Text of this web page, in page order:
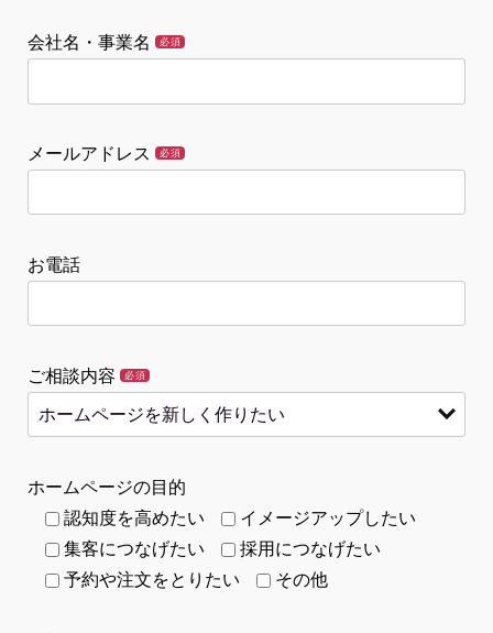
会社名・事業名 必須
メールアドレス 必須
お電話
ご相談内容 必須
ホームページの目的
認知度を高めたい
イメージアップしたい
集客につなげたい
採用につなげたい
予約や注文をとりたい
その他